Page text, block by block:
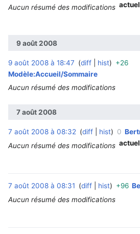
Aucun résumé des modifications
9 août 2008
9 août 2008 à 18:47 diff hist +26
Modèle:Accueil/Sommaire
Aucun résumé des modifications
7 août 2008
7 août 2008 à 08:32 diff hist 0
Aucun résumé des modifications
7 août 2008 à 08:31 diff hist +96
Aucun résumé des modifications